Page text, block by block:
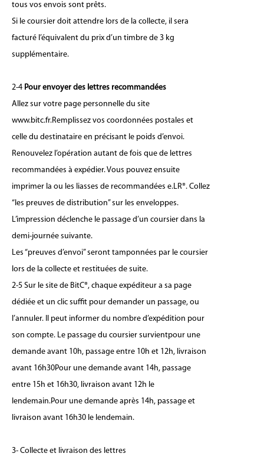
tous vos envois sont prêts.
Si le coursier doit attendre lors de la collecte, il sera
facturé l’équivalent du prix d’un timbre de 3 kg
supplémentaire.
2-4 Pour envoyer des lettres recommandées
Allez sur votre page personnelle du site
www.bitc.fr.Remplissez vos coordonnées postales et
celle du destinataire en précisant le poids d’envoi.
Renouvelez l’opération autant de fois que de lettres
recommandées à expédier. Vous pouvez ensuite
imprimer la ou les liasses de recommandées e.LR®. Collez
“les preuves de distribution” sur les enveloppes.
L’impression déclenche le passage d’un coursier dans la
demi-journée suivante.
Les “preuves d’envoi” seront tamponnées par le coursier
lors de la collecte et restituées de suite.
2-5 Sur le site de BitC®, chaque expéditeur a sa page
dédiée et un clic suffit pour demander un passage, ou
l’annuler. Il peut informer du nombre d’expédition pour
son compte. Le passage du coursier survientpour une
demande avant 10h, passage entre 10h et 12h, livraison
avant 16h30Pour une demande avant 14h, passage
entre 15h et 16h30, livraison avant 12h le
lendemain.Pour une demande après 14h, passage et
livraison avant 16h30 le lendemain.
3- Collecte et livraison des lettres